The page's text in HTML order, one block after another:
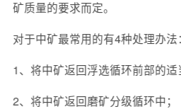
矿质量的要求而定。
对于中矿最常用的有4种处理办法：
1、将中矿返回浮选循环前部的适
2、将中矿返回磨矿分级循环中